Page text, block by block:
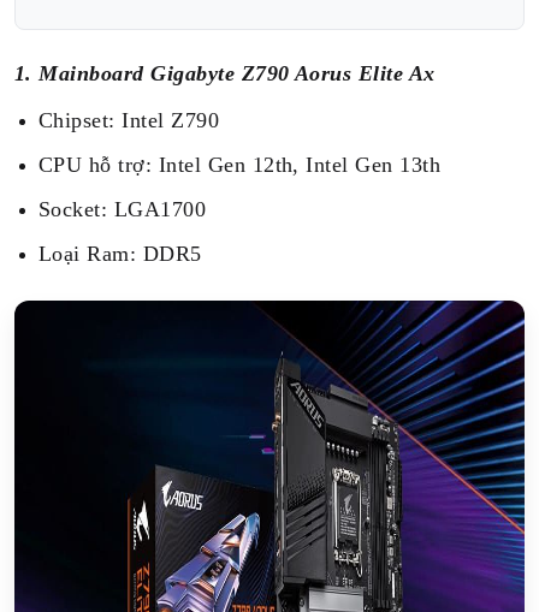
1. Mainboard Gigabyte Z790 Aorus Elite Ax
Chipset: Intel Z790
CPU hỗ trợ: Intel Gen 12th, Intel Gen 13th
Socket: LGA1700
Loại Ram: DDR5